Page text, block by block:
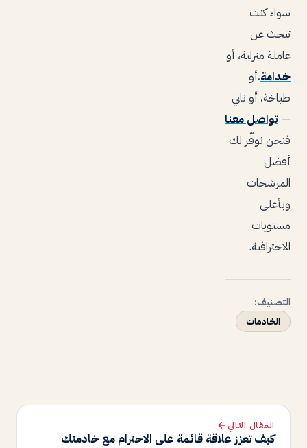
سواء كنت
تبحث عن
عاملة منزلية، أو
خدامة،أو
طباخة، أو ناني
— تواصل معنا
فنحن نوفّر لك
أفضل
المرشحات
وبأعلى
مستويات
الاحترافية.
التصنيف:
الخادمات
المقال التالي
كيف تعزز علاقة قائمة على الاحترام مع خادمتك